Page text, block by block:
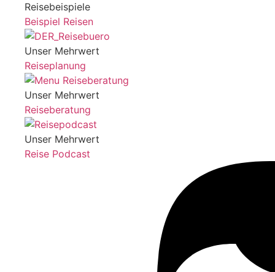
Reisebeispiele
Beispiel Reisen
Unser Mehrwert
Reiseplanung
Unser Mehrwert
Reiseberatung
Unser Mehrwert
Reise Podcast